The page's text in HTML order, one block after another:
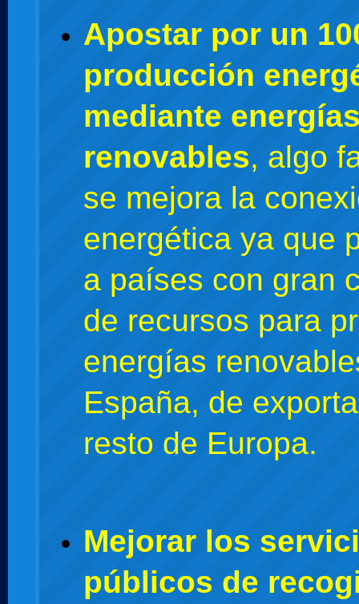
Apostar por un
producción
mediante
renovables, algo
se mejora la
energética ya que
a países con gran
de recursos para
energías
España, de
resto de Europa.
Mejorar los
públicos de